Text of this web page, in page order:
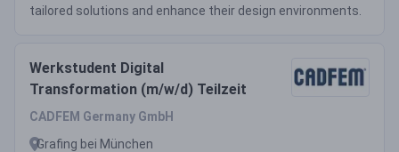
tailored solutions and enhance their design environments.
Werkstudent Digital
Transformation (m/w/d) Teilzeit
CADFEM Germany GmbH
Grafing bei München